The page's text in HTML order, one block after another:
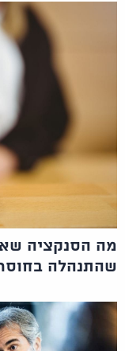
מה הסנקציה
שהתנהלה